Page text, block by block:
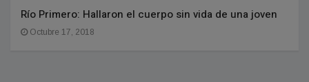
Río Primero: Hallaron el cuerpo sin vida de una joven
Octubre 17, 2018